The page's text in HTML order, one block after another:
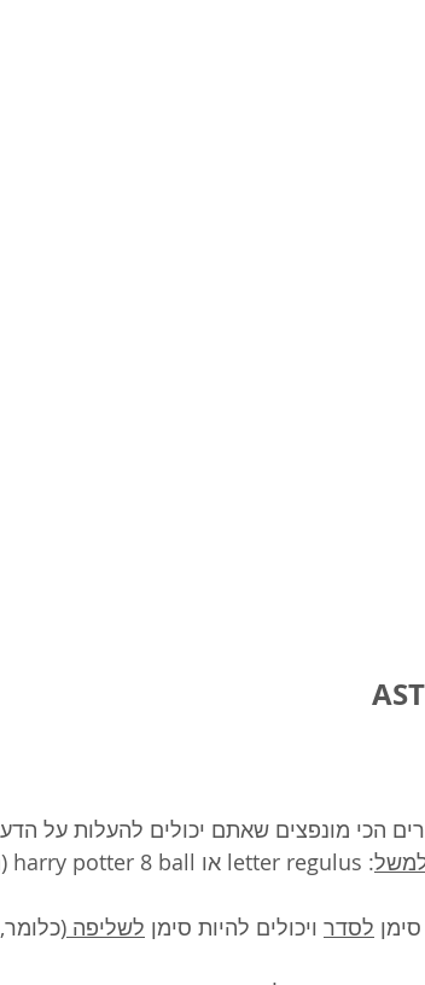
הכי מונפצים שאתם יכולים להעלות על
: letter regulus או harry potter 8 ball (האחרון בסוף לא רלוונטי, כן?)
לסדר ויכולים להיות סימן לשליפה